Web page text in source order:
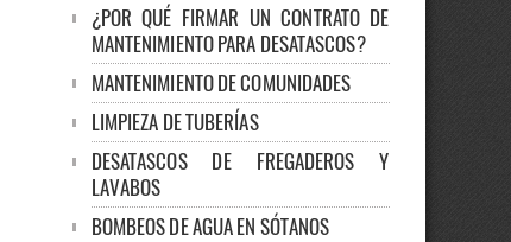
¿POR QUÉ FIRMAR UN CONTRATO DE
MANTENIMIENTO PARA DESATASCOS?
MANTENIMIENTO DE COMUNIDADES
LIMPIEZA DE TUBERÍAS
DESATASCOS DE FREGADEROS Y
LAVABOS
BOMBEOS DE AGUA EN SÓTANOS